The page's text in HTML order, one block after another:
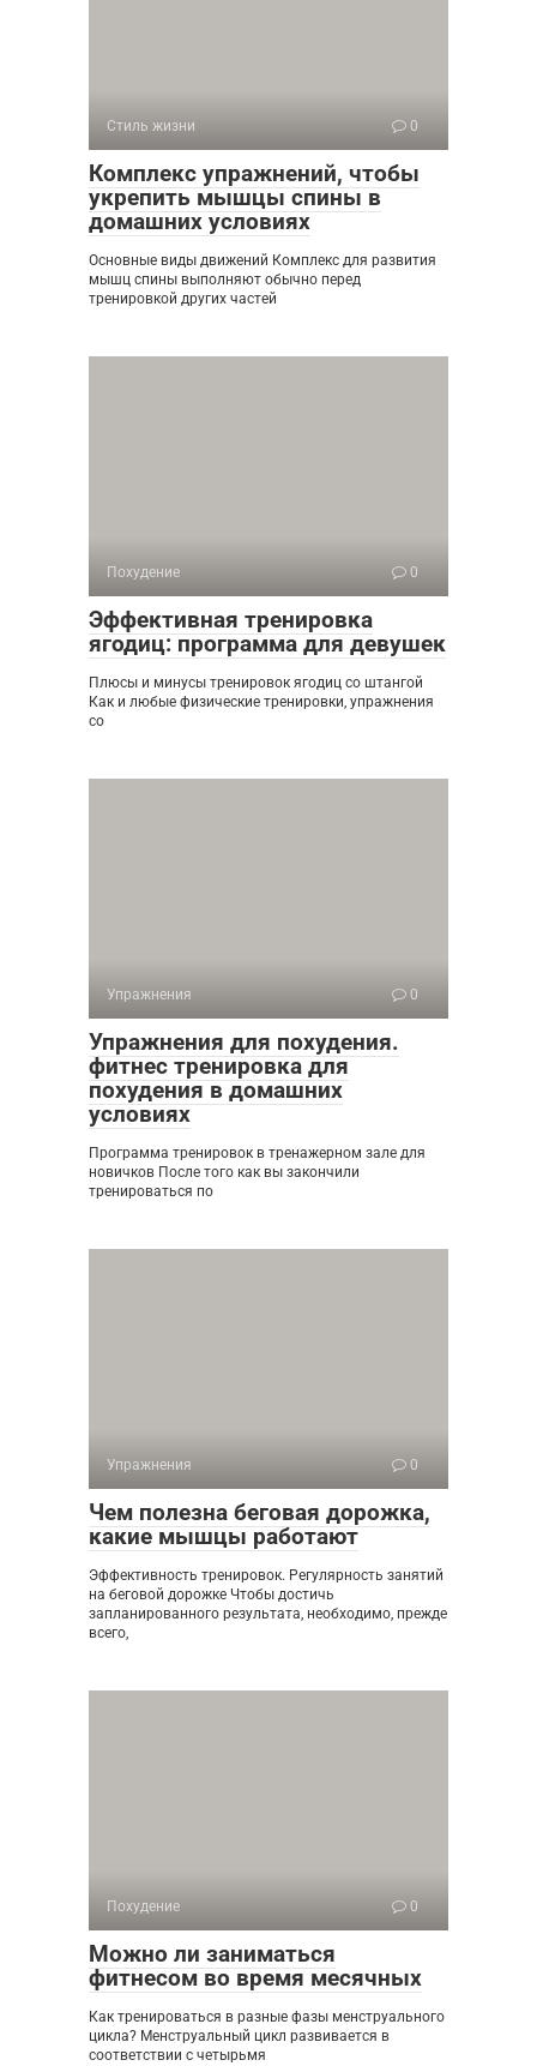
Стиль жизни 0
Комплекс упражнений, чтобы
укрепить мышцы спины в
домашних условиях
Основные виды движений Комплекс для развития
мышц спины выполняют обычно перед
тренировкой других частей
Похудение 0
Эффективная тренировка
ягодиц: программа для девушек
Плюсы и минусы тренировок ягодиц со штангой
Как и любые физические тренировки, упражнения
со
Упражнения 0
Упражнения для похудения.
фитнес тренировка для
похудения в домашних
условиях
Программа тренировок в тренажерном зале для
новичков После того как вы закончили
тренироваться по
Упражнения 0
Чем полезна беговая дорожка,
какие мышцы работают
Эффективность тренировок. Регулярность занятий
на беговой дорожке Чтобы достичь
запланированного результата, необходимо, прежде
всего,
Похудение 0
Можно ли заниматься
фитнесом во время месячных
Как тренироваться в разные фазы менструального
цикла? Менструальный цикл развивается в
соответствии с четырьмя